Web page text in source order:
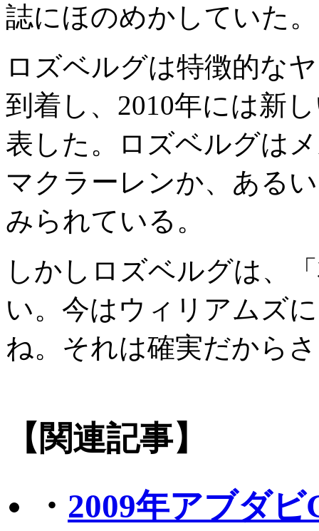
誌にほのめかしていた。
ロズベルグは特徴的な
到着し、2010年には新
表した。ロズベルグは
マクラーレンか、ある
みられている。
しかしロズベルグは、
い。今はウィリアムズ
ね。それは確実だから
【関連記事】
・ 2009年アブダ